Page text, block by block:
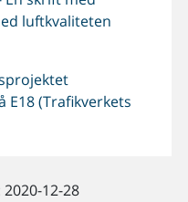
luftkvaliteten
E18 (Trafikverkets
12-28